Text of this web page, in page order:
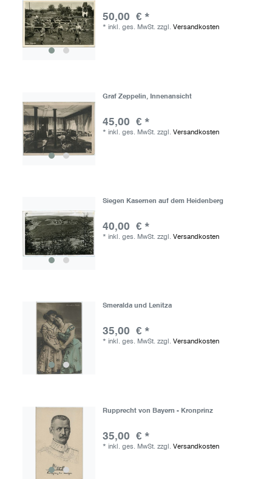
50,00 € *
* inkl. ges. MwSt. zzgl. Versandkosten
Graf Zeppelin, Innenansicht
45,00 € *
* inkl. ges. MwSt. zzgl. Versandkosten
Siegen Kasernen auf dem Heidenberg
40,00 € *
* inkl. ges. MwSt. zzgl. Versandkosten
Smeralda und Lenitza
35,00 € *
* inkl. ges. MwSt. zzgl. Versandkosten
Rupprecht von Bayern - Kronprinz
35,00 € *
* inkl. ges. MwSt. zzgl. Versandkosten